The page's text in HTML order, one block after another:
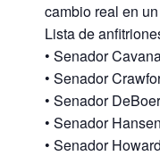
cambio real en
Lista de
• Senador
• Senador
• Senador DeBoer
• Senador Hansen
• Senador Howard